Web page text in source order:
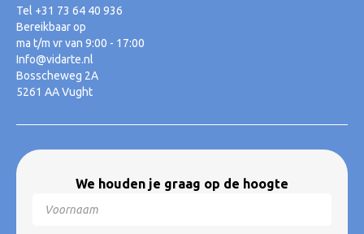
Tel +31 73 64 40 936
Bereikbaar op
ma t/m vr van 9:00 - 17:00
Info@vidarte.nl
Bosscheweg 2A
5261 AA Vught
We houden je graag op de hoogte